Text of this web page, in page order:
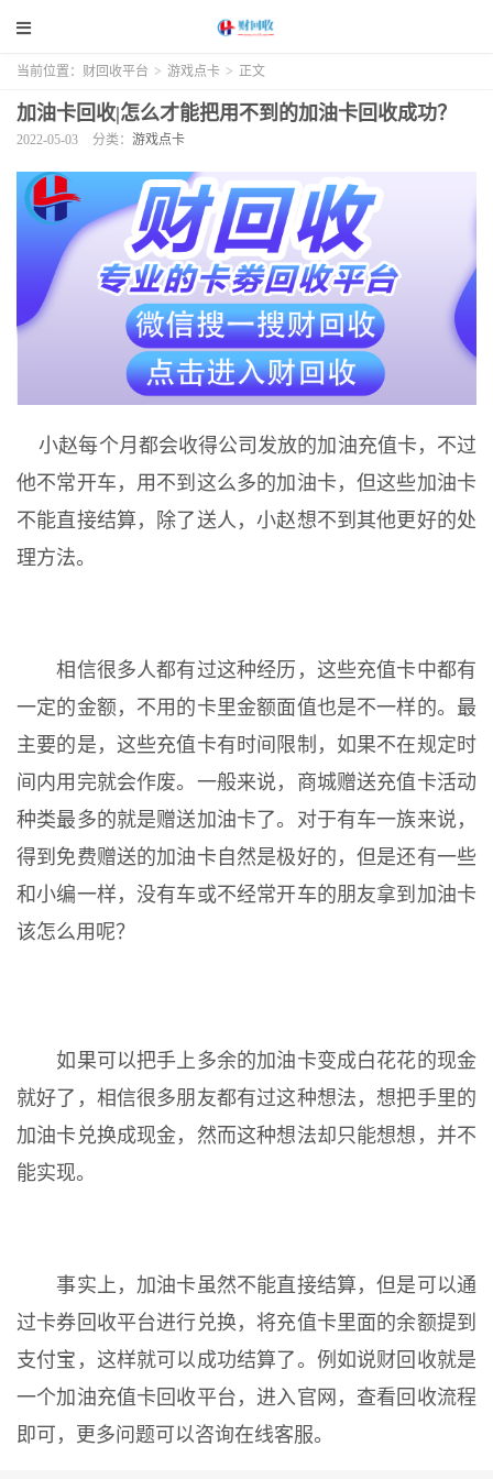
当前位置： 财回收平台 > 游戏点卡 > 正文
加油卡回收|怎么才能把用不到的加油卡回收成功？
2022-05-03 分类： 游戏点卡
小赵每个月都会收得公司发放的加油充值卡，不过
他不常开车，用不到这么多的加油卡，但这些加油卡
不能直接结算，除了送人，小赵想不到其他更好的处
理方法。
相信很多人都有过这种经历，这些充值卡中都有
一定的金额，不用的卡里金额面值也是不一样的。最
主要的是，这些充值卡有时间限制，如果不在规定时
间内用完就会作废。一般来说，商城赠送充值卡活动
种类最多的就是赠送加油卡了。对于有车一族来说，
得到免费赠送的加油卡自然是极好的，但是还有一些
和小编一样，没有车或不经常开车的朋友拿到加油卡
该怎么用呢？
如果可以把手上多余的加油卡变成白花花的现金
就好了，相信很多朋友都有过这种想法，想把手里的
加油卡兑换成现金，然而这种想法却只能想想，并不
能实现。
事实上，加油卡虽然不能直接结算，但是可以通
过卡券回收平台进行兑换，将充值卡里面的余额提到
支付宝，这样就可以成功结算了。例如说财回收就是
一个加油充值卡回收平台，进入官网，查看回收流程
即可，更多问题可以咨询在线客服。